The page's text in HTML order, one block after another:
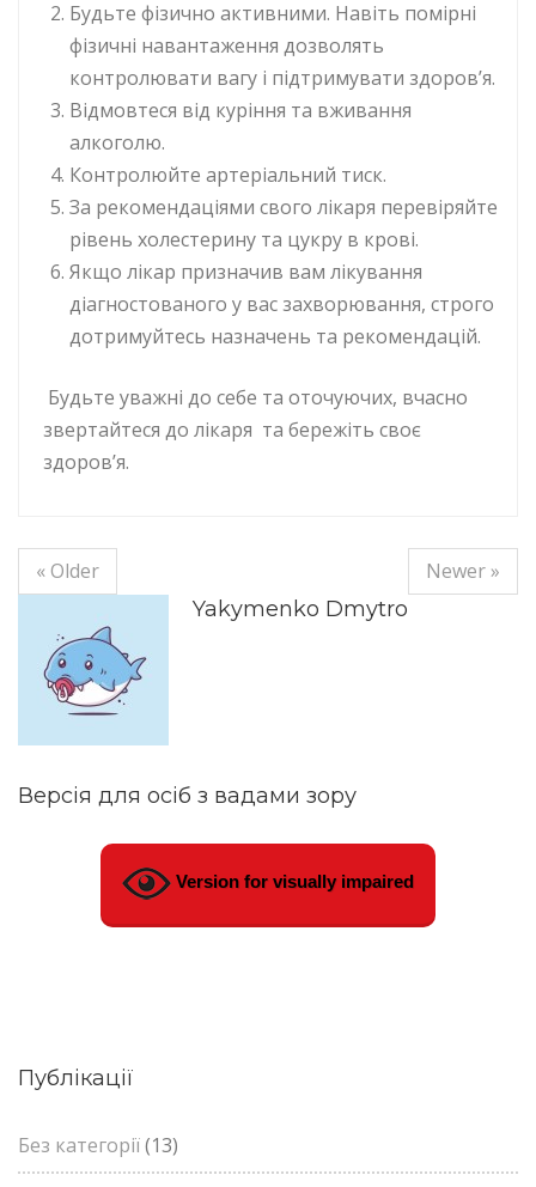
Будьте фізично активними. Навіть помірні
фізичні навантаження дозволять
контролювати вагу і підтримувати здоров’я.
Відмовтеся від куріння та вживання
алкоголю.
Контролюйте артеріальний тиск.
За рекомендаціями свого лікаря перевіряйте
рівень холестерину та цукру в крові.
Якщо лікар призначив вам лікування
діагностованого у вас захворювання, строго
дотримуйтесь назначень та рекомендацій.
Будьте уважні до себе та оточуючих, вчасно
звертайтеся до лікаря та бережіть своє
здоров’я.
« Older
Newer »
Yakymenko Dmytro
Версія для осіб з вадами зору
Version for visually impaired
Публікації
Без категорії(13)